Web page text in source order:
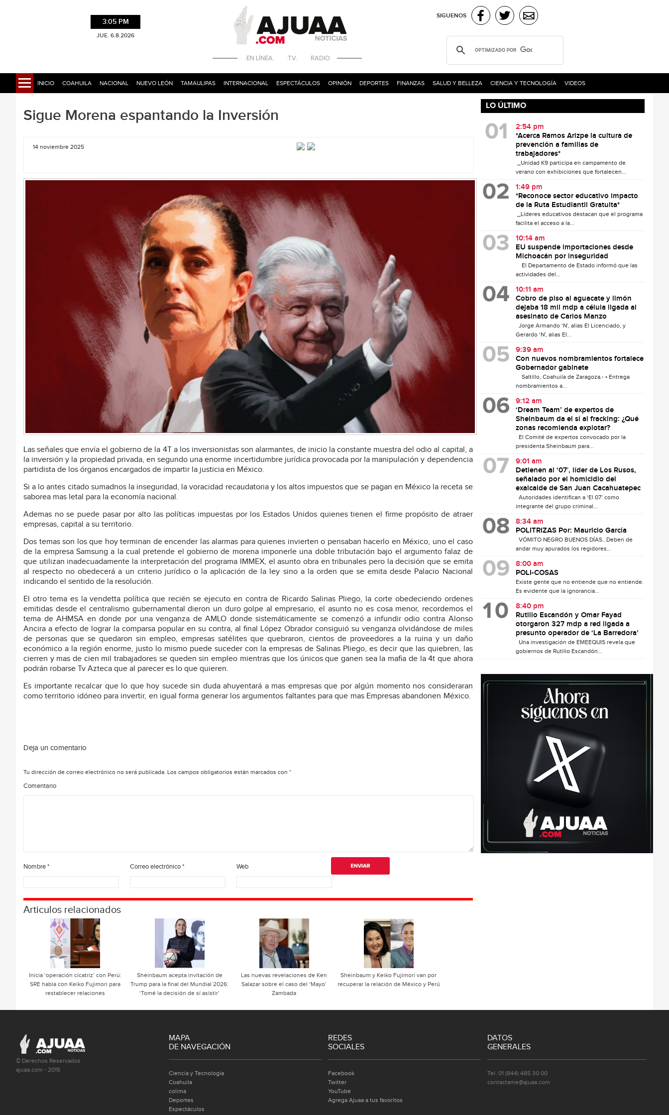
3:05 PM
JUE. 6.8.2026
·EN LÍNEA. ·T.V. ·RADIO
SIGUENOS
INICIO COAHUILA NACIONAL NUEVO LEÓN TAMAULIPAS INTERNACIONAL ESPECTÁCULOS OPINIÓN DEPORTES FINANZAS SALUD Y BELLEZA CIENCIA Y TECNOLOGÍA VIDEOS
Sigue Morena espantando la Inversión
14 noviembre 2025
Las señales que envía el gobierno de la 4T a los inversionistas son alarmantes, de inicio la constante muestra del odio al capital, a
la inversión y la propiedad privada, en segundo una enorme incertidumbre jurídica provocada por la manipulación y dependencia
partidista de los órganos encargados de impartir la justicia en México.
Si a lo antes citado sumadnos la inseguridad, la voracidad recaudatoria y los altos impuestos que se pagan en México la receta se
saborea mas letal para la economía nacional.
Ademas no se puede pasar por alto las políticas impuestas por los Estados Unidos quienes tienen el firme propósito de atraer
empresas, capital a su territorio.
Dos temas son los que hoy terminan de encender las alarmas para quienes invierten o pensaban hacerlo en México, uno el caso
de la empresa Samsung a la cual pretende el gobierno de morena imponerle una doble tributación bajo el argumento falaz de
que utilizan inadecuadamente la interpretación del programa IMMEX, el asunto obra en tribunales pero la decisión que se emita
al respecto no obedecerá a un criterio jurídico o la aplicación de la ley sino a la orden que se emita desde Palacio Nacional
indicando el sentido de la resolución.
El otro tema es la vendetta política que recién se ejecuto en contra de Ricardo Salinas Pliego, la corte obedeciendo ordenes
emitidas desde el centralismo gubernamental dieron un duro golpe al empresario, el asunto no es cosa menor, recordemos el
tema de AHMSA en donde por una venganza de AMLO donde sistemáticamente se comenzó a infundir odio contra Alonso
Ancira a efecto de lograr la comparsa popular en su contra, al final López Obrador consiguió su venganza olvidándose de miles
de personas que se quedaron sin empleo, empresas satélites que quebraron, cientos de proveedores a la ruina y un daño
económico a la región enorme, justo lo mismo puede suceder con la empresas de Salinas Pliego, es decir que las quiebren, las
cierren y mas de cien mil trabajadores se queden sin empleo mientras que los únicos que ganen sea la mafia de la 4t que ahora
podrán robarse Tv Azteca que al parecer es lo que quieren.
Es importante recalcar que lo que hoy sucede sin duda ahuyentará a mas empresas que por algún momento nos consideraran
como territorio idóneo para invertir, en igual forma generar los argumentos faltantes para que mas Empresas abandonen México.
Deja un comentario
Tu dirección de correo electrónico no será publicada. Los campos obligatorios están marcados con *
Comentario
Nombre* Correo electrónico* Web
Articulos relacionados
Inicia ‘operación cicatriz’ con Perú:
SRE habla con Keiko Fujimori para
restablecer relaciones
Sheinbaum acepta invitación de
Trump para la final del Mundial 2026:
‘Tomé la decisión de sí asistir’
Las nuevas revelaciones de Ken
Salazar sobre el caso del ‘Mayo’
Zambada
Sheinbaum y Keiko Fujimori van por
recuperar la relación de México y Perú
LO ÚLTIMO
2:54 pm
*Acerca Ramos Arizpe la cultura de
prevención a familias de
trabajadores*
_Unidad K9 participa en campamento de
verano con exhibiciones que fortalecen...
1:49 pm
*Reconoce sector educativo impacto
de la Ruta Estudiantil Gratuita*
_Líderes educativos destacan que el programa
facilita el acceso a la...
10:14 am
EU suspende importaciones desde
Michoacán por inseguridad
El Departamento de Estado informó que las
actividades del...
10:11 am
Cobro de piso al aguacate y limón
dejaba 18 mil mdp a célula ligada al
asesinato de Carlos Manzo
Jorge Armando ‘N’, alias El Licenciado, y
Gerardo ‘N’, alias El...
9:39 am
Con nuevos nombramientos fortalece
Gobernador gabinete
Saltillo, Coahuila de Zaragoza.- • Entrega
nombramientos a...
9:12 am
‘Dream Team’ de expertos de
Sheinbaum da el sí al fracking: ¿Qué
zonas recomienda explotar?
El Comité de expertos convocado por la
presidenta Sheinbaum para...
9:01 am
Detienen al ‘07′, líder de Los Rusos,
señalado por el homicidio del
exalcalde de San Juan Cacahuatepec
Autoridades identifican a ‘El 07’ como
integrante del grupo criminal...
8:34 am
POLITRIZAS Por: Mauricio García
VÓMITO NEGRO BUENOS DÍAS…Deben de
andar muy apurados los regidores...
8:00 am
POLI-COSAS
Existe gente que no entiende que no entiende.
Es evidente que la ignorancia...
8:40 pm
Rutilio Escandón y Omar Fayad
otorgaron 327 mdp a red ligada a
presunto operador de ‘La Barredora’
Una investigación de EMEEQUIS revela que
gobiernos de Rutilio Escandón...
© Derechos Reservados
ajuaa.com - 2015
MAPA
DE NAVEGACIÓN
Ciencia y Tecnología
Coahuila
colima
Deportes
Espectáculos
REDES
SOCIALES
Facebook
Twitter
YouTube
Agrega Ajuaa a tus favoritos
DATOS
GENERALES
Tel: 01 (844) 485 30 00
contactame@ajuaa.com